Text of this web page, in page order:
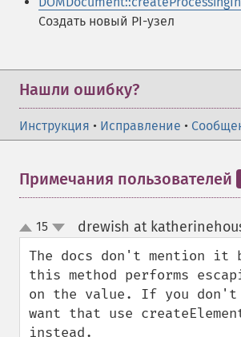
Создать новый PI-узел
Нашли ошибку?
Инструкция • Исправление •
Примечания пользователей
up
down
15 drewish at
The docs don't mention it
this method performs
on the value. If you don't
want that use
instead.